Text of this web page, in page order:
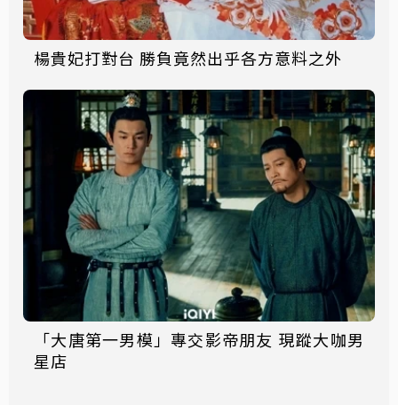
楊貴妃打對台 勝負竟然出乎各方意料之外
「大唐第一男模」專交影帝朋友 現蹤大咖男
星店